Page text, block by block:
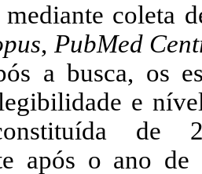
coleta
, PubMed
a busca, os
e
de
após o ano